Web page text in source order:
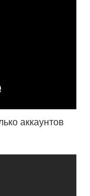
аккаунтов